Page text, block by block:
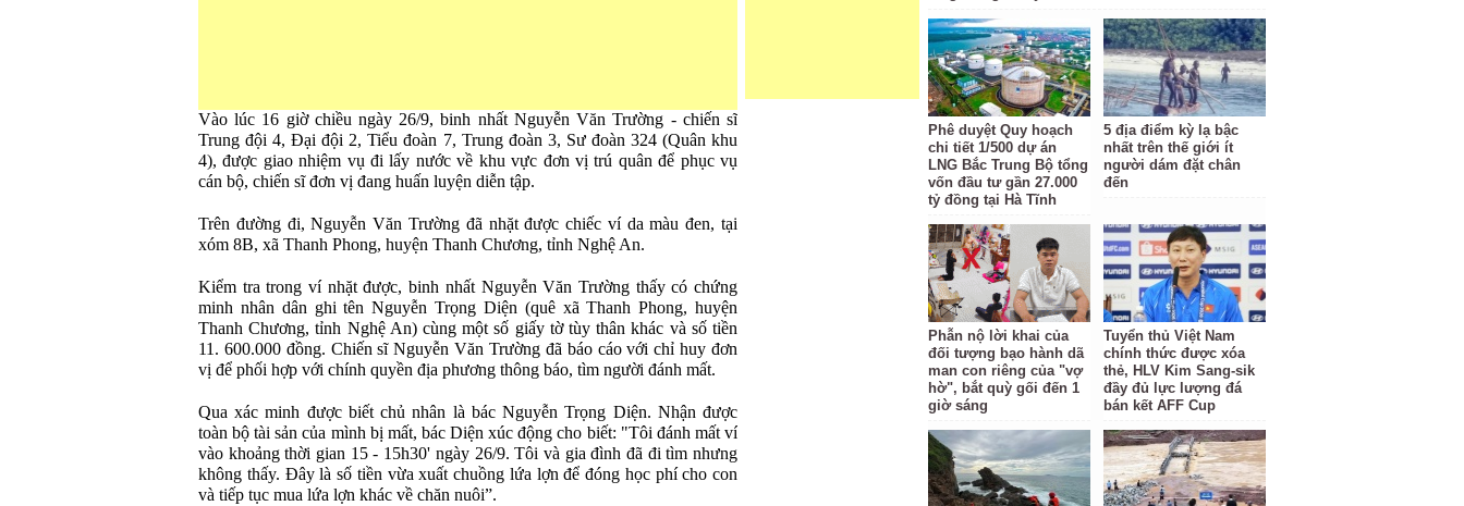
Vào lúc 16 giờ chiều ngày 26/9, binh nhất Nguyễn Văn Trường - chiến sĩ
Trung đội 4, Đại đội 2, Tiểu đoàn 7, Trung đoàn 3, Sư đoàn 324 (Quân khu
4), được giao nhiệm vụ đi lấy nước về khu vực đơn vị trú quân để phục vụ
cán bộ, chiến sĩ đơn vị đang huấn luyện diễn tập.
Trên đường đi, Nguyễn Văn Trường đã nhặt được chiếc ví da màu đen, tại
xóm 8B, xã Thanh Phong, huyện Thanh Chương, tỉnh Nghệ An.
Kiểm tra trong ví nhặt được, binh nhất Nguyễn Văn Trường thấy có chứng
minh nhân dân ghi tên Nguyễn Trọng Diện (quê xã Thanh Phong, huyện
Thanh Chương, tỉnh Nghệ An) cùng một số giấy tờ tùy thân khác và số tiền
11. 600.000 đồng. Chiến sĩ Nguyễn Văn Trường đã báo cáo với chỉ huy đơn
vị để phối hợp với chính quyền địa phương thông báo, tìm người đánh mất.
Qua xác minh được biết chủ nhân là bác Nguyễn Trọng Diện. Nhận được
toàn bộ tài sản của mình bị mất, bác Diện xúc động cho biết: "Tôi đánh mất ví
vào khoảng thời gian 15 - 15h30' ngày 26/9. Tôi và gia đình đã đi tìm nhưng
không thấy. Đây là số tiền vừa xuất chuồng lứa lợn để đóng học phí cho con
và tiếp tục mua lứa lợn khác về chăn nuôi”.
Phê duyệt Quy hoạch
chi tiết 1/500 dự án
LNG Bắc Trung Bộ tổng
vốn đầu tư gần 27.000
tỷ đồng tại Hà Tĩnh
5 địa điểm kỳ lạ bậc
nhất trên thế giới ít
người dám đặt chân
đến
Phẫn nộ lời khai của
đối tượng bạo hành dã
man con riêng của "vợ
hờ", bắt quỳ gối đến 1
giờ sáng
Tuyển thủ Việt Nam
chính thức được xóa
thẻ, HLV Kim Sang-sik
đầy đủ lực lượng đá
bán kết AFF Cup